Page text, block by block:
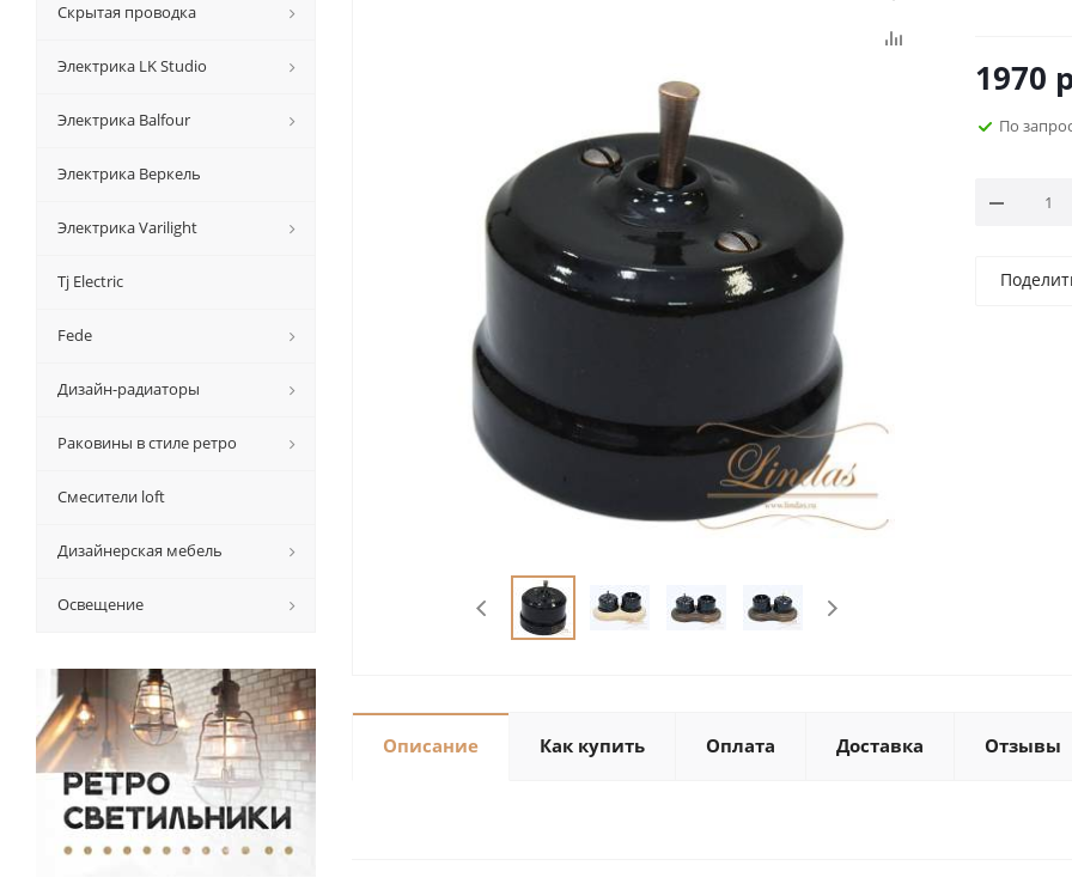
1970
По
Описание Как купить Оплата Доставка Отзывы
Скрытая проводка
Электрика LK Studio
Электрика Balfour
Электрика Веркель
Электрика Varilight
Tj Electric
Fede
Дизайн-радиаторы
Раковины в стиле ретро
Смесители loft
Дизайнерская мебель
Освещение